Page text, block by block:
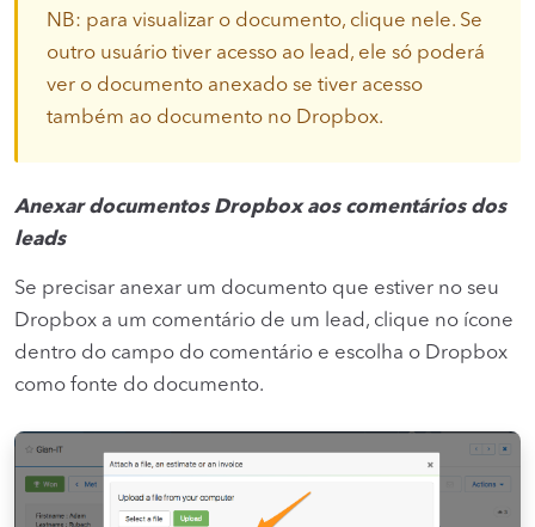
NB: para visualizar o documento, clique nele. Se
outro usuário tiver acesso ao lead, ele só poderá
ver o documento anexado se tiver acesso
também ao documento no Dropbox.
Anexar documentos Dropbox aos comentários dos
leads
Se precisar anexar um documento que estiver no seu
Dropbox a um comentário de um lead, clique no ícone
dentro do campo do comentário e escolha o Dropbox
como fonte do documento.